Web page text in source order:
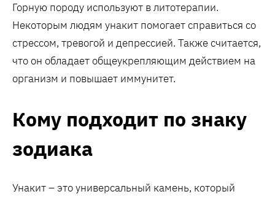
Горную породу используют в литотерапии.
Некоторым людям унакит помогает справиться со
стрессом, тревогой и депрессией. Также считается,
что он обладает общеукрепляющим действием на
организм и повышает иммунитет.
Кому подходит по знаку
зодиака
Унакит – это универсальный камень, который